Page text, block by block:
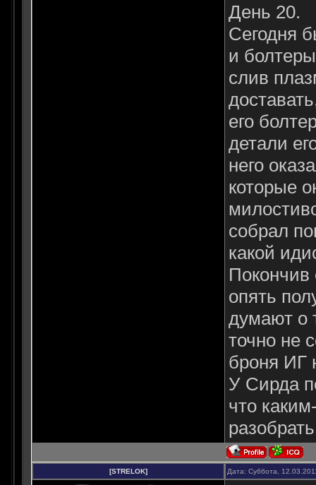
День 20.
Сегодня
и
слив
его
детали
него
которые
собрал
какой
Покончив
опять
думают о
точно не
броня ИГ
У Сирда
что
[STRELOK] Дата: Суббота,